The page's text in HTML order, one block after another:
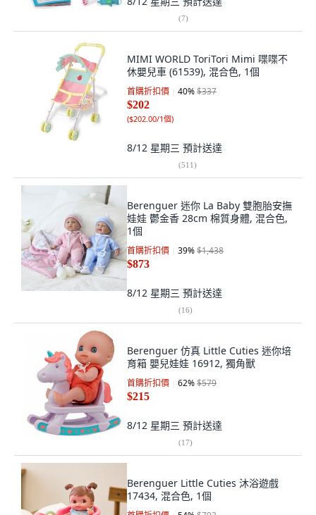
(7)
MIMI WORLD ToriTori Mimi 喋喋不
休嬰兒車 (61539), 混合色, 1個
首購折扣價 40%$337
$202
($202.00/1個)
8/12 星期三 預計送達
(511)
Berenguer 迷你 La Baby 雙胞胎安撫
娃娃 鬱金香 28cm 棉質身體, 混合色,
1個
首購折扣價 39%$1,438
$873
8/12 星期三 預計送達
(16)
Berenguer 仿真 Little Cuties 迷你培
育箱 嬰兒娃娃 16912, 獨角獸
首購折扣價 62%$579
$215
8/12 星期三 預計送達
(17)
Berenguer Little Cuties 沐浴遊戲
17434, 混合色, 1個